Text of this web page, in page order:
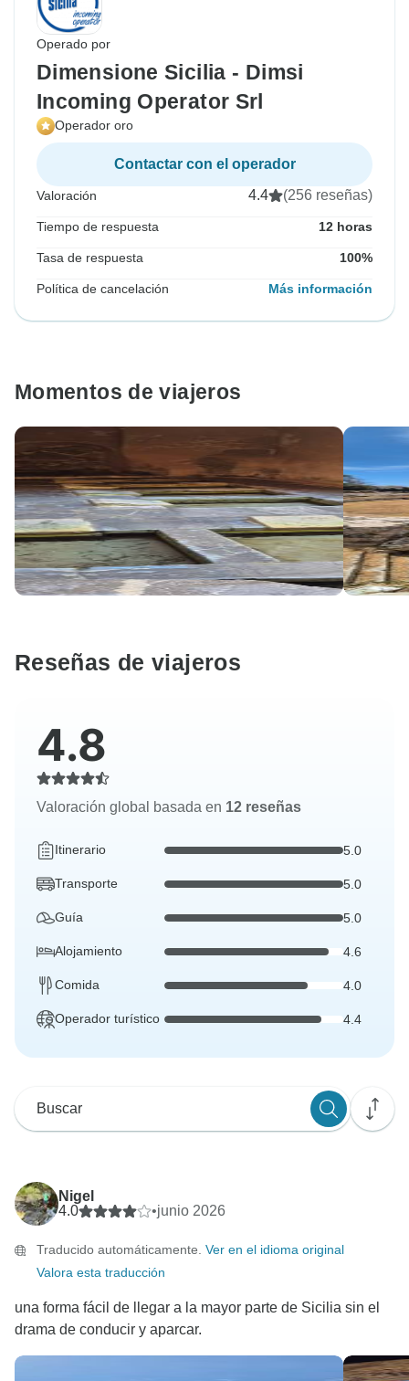
Operado por
Dimensione Sicilia - Dimsi
Incoming Operator Srl
Operador oro
Contactar con el operador
Valoración 4.4 (256 reseñas)
Tiempo de respuesta 12 horas
Tasa de respuesta 100%
Política de cancelación Más información
Momentos de viajeros
Reseñas de viajeros
4.8
Valoración global basada en 12 reseñas
Itinerario 5.0
Transporte 5.0
Guía 5.0
Alojamiento 4.6
Comida 4.0
Operador turístico 4.4
Nigel
4.0
•junio 2026
Traducido automáticamente. Ver en el idioma original
Valora esta traducción
una forma fácil de llegar a la mayor parte de Sicilia sin el
drama de conducir y aparcar.